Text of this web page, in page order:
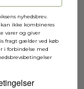
nyhedsbrev.
ikke kombineres
varer og giver
fragt gælder ved køb
i forbindelse med
betingelser